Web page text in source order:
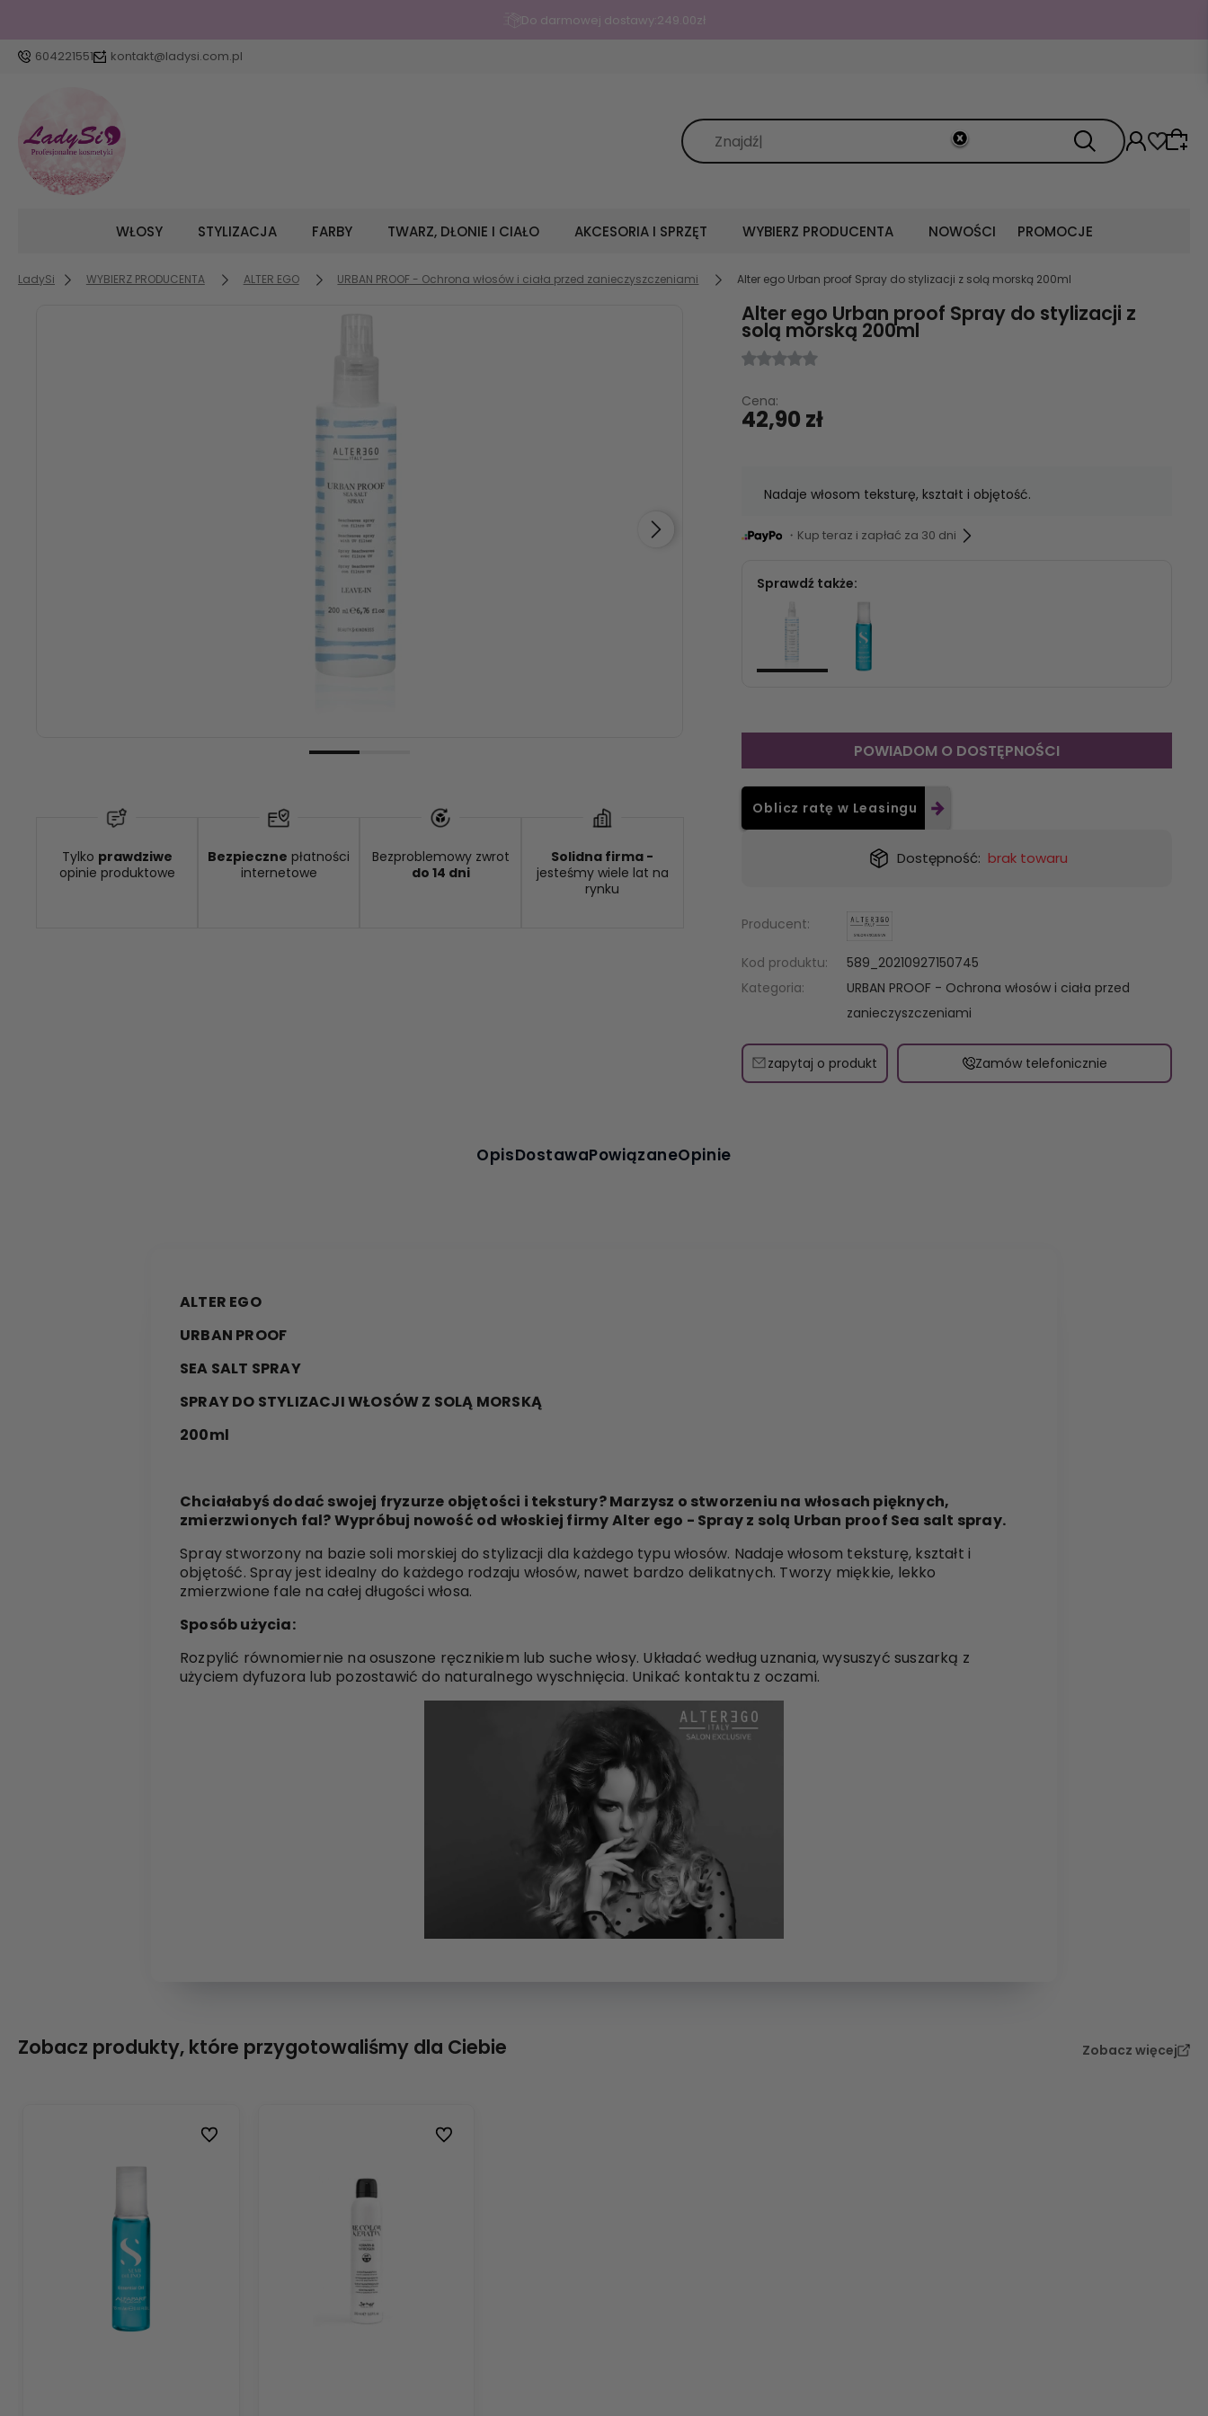
Do darmowej dostawy:249.00zł
604221551 kontakt@ladysi.com.pl
WŁOSY STYLIZACJA FARBY TWARZ, DŁONIE I CIAŁO AKCESORIA I SPRZĘT WYBIERZ PRODUCENTA NOWOŚCI PROMOCJE
LadySi WYBIERZ PRODUCENTA ALTER EGO URBAN PROOF - Ochrona włosów i ciała przed zanieczyszczeniami Alter ego Urban proof Spray do stylizacji z solą morską 200ml
Tylko prawdziwe
opinie produktowe
Bezpieczne płatności
internetowe
Bezproblemowy zwrot
do 14 dni
Solidna firma -
jesteśmy wiele lat na
rynku
Alter ego Urban proof Spray do stylizacji z
solą morską 200ml
Cena:
42,90 zł
Nadaje włosom teksturę, kształt i objętość.
・Kup teraz i zapłać za 30 dni
Sprawdź także:
POWIADOM O DOSTĘPNOŚCI
Oblicz ratę w Leasingu
Dostępność: brak towaru Dostępność: brak towaru Dostępność: brak towaru
Producent:
Kod produktu:
589_20210927150745
Kategoria:
URBAN PROOF - Ochrona włosów i ciała przed
zanieczyszczeniami
zapytaj o produkt Zamów telefonicznie
OpisDostawaPowiązaneOpinie
ALTER EGO
URBAN PROOF
SEA SALT SPRAY
SPRAY DO STYLIZACJI WŁOSÓW Z SOLĄ MORSKĄ
200ml
Chciałabyś dodać swojej fryzurze objętości i tekstury? Marzysz o stworzeniu na włosach pięknych,
zmierzwionych fal? Wypróbuj nowość od włoskiej firmy Alter ego - Spray z solą Urban proof Sea salt spray.
Spray stworzony na bazie soli morskiej do stylizacji dla każdego typu włosów. Nadaje włosom teksturę, kształt i
objętość. Spray jest idealny do każdego rodzaju włosów, nawet bardzo delikatnych. Tworzy miękkie, lekko
zmierzwione fale na całej długości włosa.
Sposób użycia:
Rozpylić równomiernie na osuszone ręcznikiem lub suche włosy. Układać według uznania, wysuszyć suszarką z
użyciem dyfuzora lub pozostawić do naturalnego wyschnięcia. Unikać kontaktu z oczami.
Zobacz produkty, które przygotowaliśmy dla Ciebie Zobacz więcej
Do ulubionych Do ulubionych